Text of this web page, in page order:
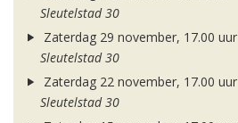
Sleutelstad 30
Zaterdag 29 november, 17.00 uur
Sleutelstad 30
Zaterdag 22 november, 17.00 uur
Sleutelstad 30